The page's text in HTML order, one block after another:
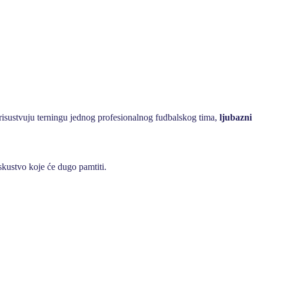
terningu jednog profesionalnog fudbalskog tima, ljubazni
koje će dugo pamtiti.